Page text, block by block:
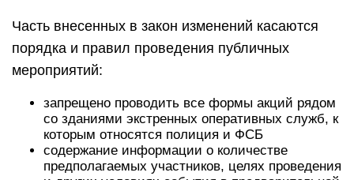
Часть внесенных в закон изменений касаются
порядка и правил проведения публичных
мероприятий:
запрещено проводить все формы акций рядом
со зданиями экстренных оперативных служб, к
которым относятся полиция и ФСБ
содержание информации о количестве
предполагаемых участников, целях проведения